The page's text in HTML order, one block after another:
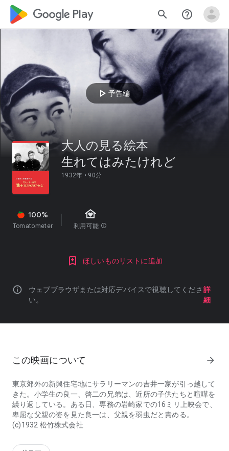
google_logo Play search help_outline
play_arrow 予告編
大人の見る絵本
生れてはみたけれど
1932年 • 90分
100%
Tomatometer
family_home
利用可能 info
ほしいものリストに追加
info
ウェブブラウザまたは対応デバイスで視聴してくださ
い。
詳
細
この映画について arrow_forward
東京郊外の新興住宅地にサラリーマンの吉井一家が引っ越して
きた。小学生の良一、啓二の兄弟は、近所の子供たちと喧嘩を
繰り返している。ある日、専務の岩崎家での16ミリ上映会で、
卑屈な父親の姿を見た良一は、父親を弱虫だと責める。
(c)1932 松竹株式会社